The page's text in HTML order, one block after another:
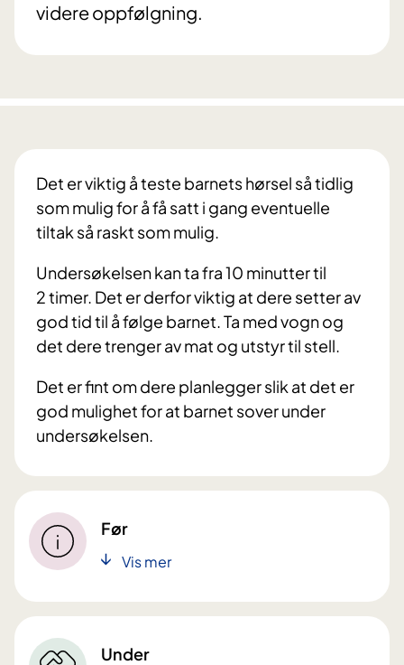
videre oppfølgning.
Det er viktig å teste barnets hørsel så tidlig
som mulig for å få satt i gang eventuelle
tiltak så raskt som mulig.
Undersøkelsen kan ta fra 10 minutter til
2 timer. Det er derfor viktig at dere setter av
god tid til å følge barnet. Ta med vogn og
det dere trenger av mat og utstyr til stell.
Det er fint om dere planlegger slik at det er
god mulighet for at barnet sover under
undersøkelsen.
Før
Vis mer
Under